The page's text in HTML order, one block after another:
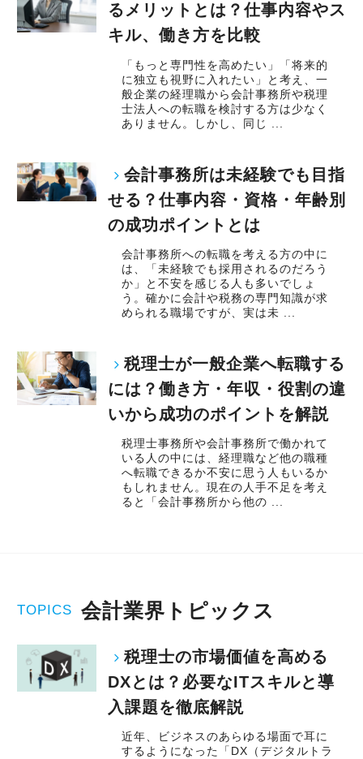
るメリットとは？仕事内容やス
キル、働き方を比較
「もっと専門性を高めたい」「将来的
に独立も視野に入れたい」と考え、一
般企業の経理職から会計事務所や税理
士法人への転職を検討する方は少なく
ありません。しかし、同じ ...
会計事務所は未経験でも目指
せる？仕事内容・資格・年齢別
の成功ポイントとは
会計事務所への転職を考える方の中に
は、「未経験でも採用されるのだろう
か」と不安を感じる人も多いでしょ
う。確かに会計や税務の専門知識が求
められる職場ですが、実は未 ...
税理士が一般企業へ転職する
には？働き方・年収・役割の違
いから成功のポイントを解説
税理士事務所や会計事務所で働かれて
いる人の中には、経理職など他の職種
へ転職できるか不安に思う人もいるか
もしれません。現在の人手不足を考え
ると「会計事務所から他の ...
TOPICS 会計業界トピックス
税理士の市場価値を高める
DXとは？必要なITスキルと導
入課題を徹底解説
近年、ビジネスのあらゆる場面で耳に
するようになった「DX（デジタルトラ